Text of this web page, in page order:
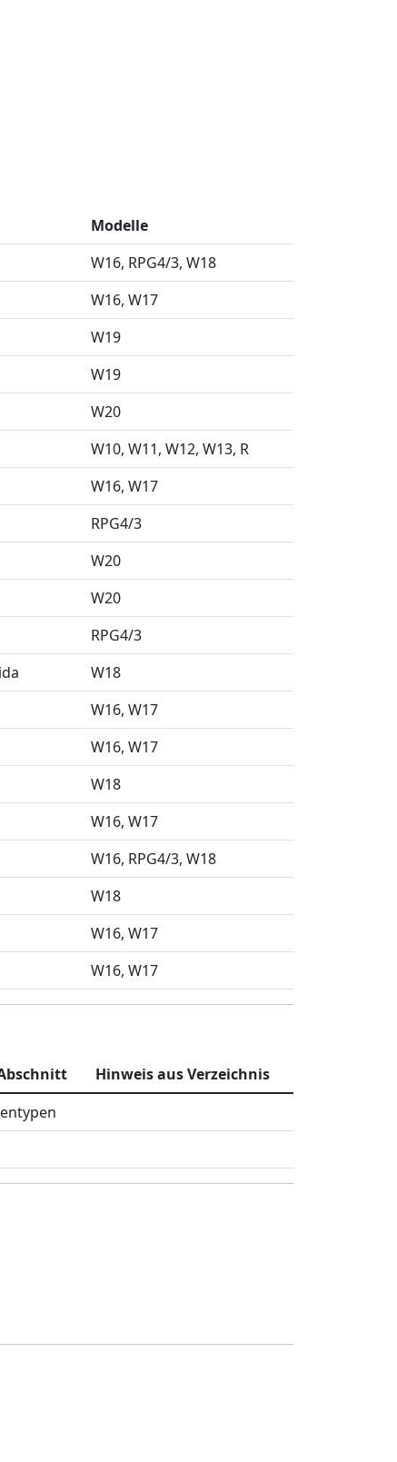
Modelle
W16 RPG4/3 W18
W16 W17
W19
W19
W20
W10 W11 W12 W13 R
W16 W17
RPG4/3
W20
W20
RPG4/3
W18
W16 W17
W16 W17
W18
W16 W17
W16 RPG4/3 W18
W18
W16 W17
W16 W17
Hinweis aus Verzeichnis